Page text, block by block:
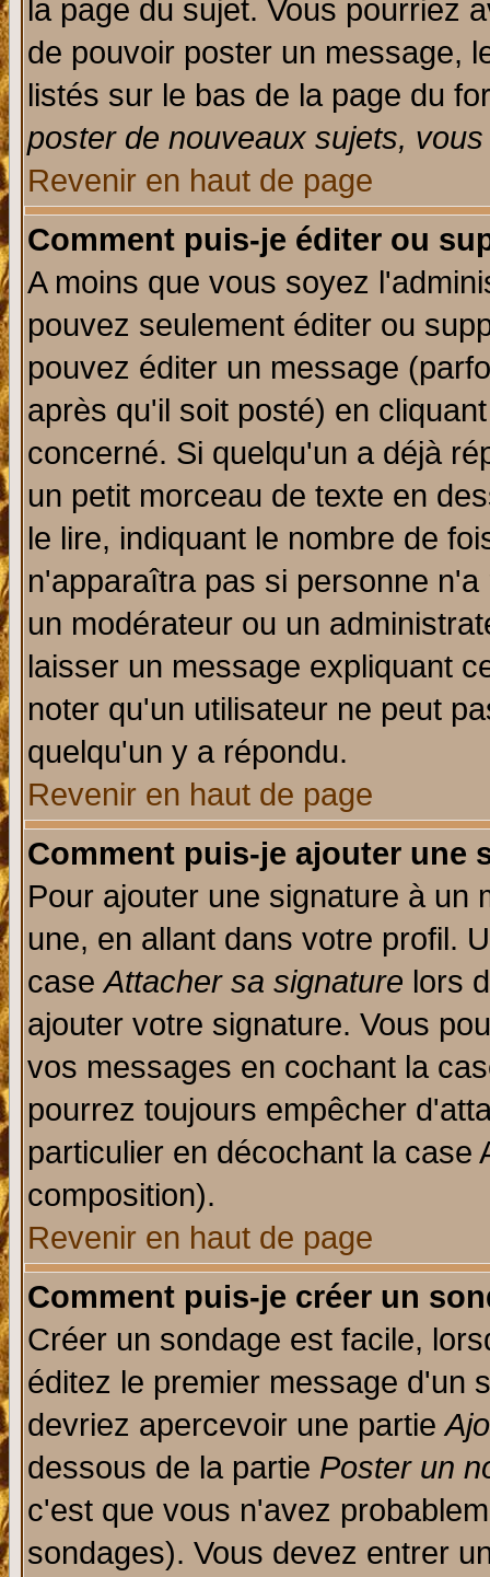
la page du sujet. Vous pourriez
de pouvoir poster un message,
listés sur le bas de la page du
poster de nouveaux sujets,
Revenir en haut de page
Comment puis-je éditer ou
A moins que vous soyez
pouvez seulement éditer ou
pouvez éditer un message
après qu'il soit posté) en
concerné. Si quelqu'un a déjà
un petit morceau de texte en
le lire, indiquant le nombre de
n'apparaîtra pas si personne
un modérateur ou un
laisser un message expliquant
noter qu'un utilisateur ne peut
quelqu'un y a répondu.
Revenir en haut de page
Comment puis-je ajouter une
Pour ajouter une signature à un
une, en allant dans votre profil.
caseAttacher sa signature lors
ajouter votre signature. Vous
vos messages en cochant la
pourrez toujours empêcher
particulier en décochant la
composition).
Revenir en haut de page
Comment puis-je créer un
Créer un sondage est facile,
éditez le premier message d'un
devriez apercevoir une partie
dessous de la partie Poster un
c'est que vous n'avez
sondages). Vous devez entrer